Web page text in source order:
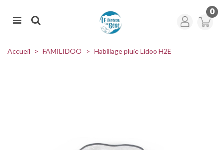
0
Accueil > FAMILIDOO > Habillage pluie Lidoo H2E